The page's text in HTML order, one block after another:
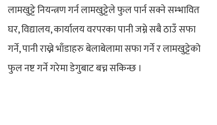
लामखुट्टे नियन्त्रण गर्न लामखुट्टेले फुल पार्न सक्ने सम्भावित
घर, विद्यालय, कार्यालय वरपरका पानी जम्ने सबै ठाउँ सफा
गर्ने, पानी राख्ने भाँडाहरु बेलाबेलामा सफा गर्ने र लामखुट्टेको
फुल नष्ट गर्ने गरेमा डेगुबाट बच्न सकिन्छ ।